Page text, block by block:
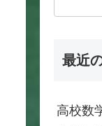
最近
高校数